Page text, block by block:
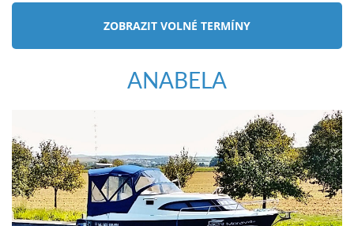
ZOBRAZIT VOLNÉ TERMÍNY
ANABELA